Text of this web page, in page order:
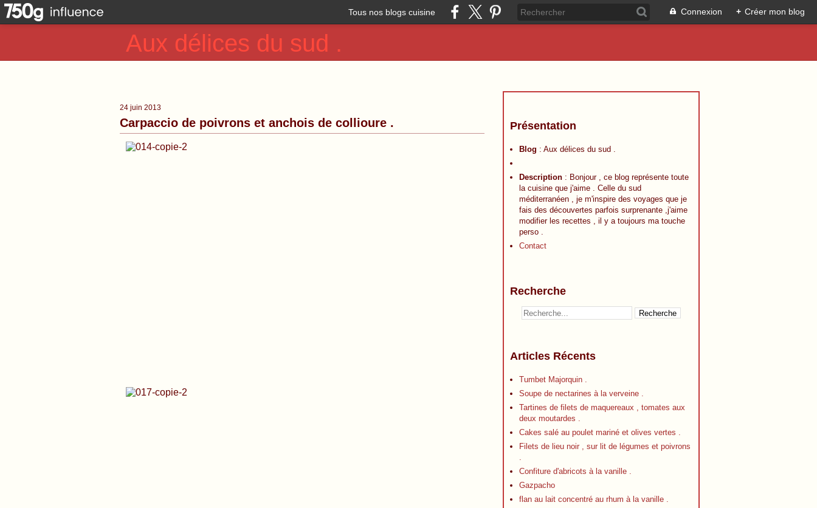
Tous nos blogs cuisine Connexion + Créer mon blog
Aux délices du sud .
24 juin 2013
Carpaccio de poivrons et anchois de collioure . Présentation
Blog : Aux délices du sud .
Description : Bonjour , ce blog représente toute
la cuisine que j'aime . Celle du sud
méditerranéen , je m'inspire des voyages que je
fais des découvertes parfois surprenante ,j'aime
modifier les recettes , il y a toujours ma touche
perso .
Contact
Recherche
Articles Récents
Tumbet Majorquin .
Soupe de nectarines à la verveine .
Tartines de filets de maquereaux , tomates aux
deux moutardes .
Cakes salé au poulet mariné et olives vertes .
Filets de lieu noir , sur lit de légumes et poivrons
.
Confiture d'abricots à la vanille .
Gazpacho
flan au lait concentré au rhum à la vanille .